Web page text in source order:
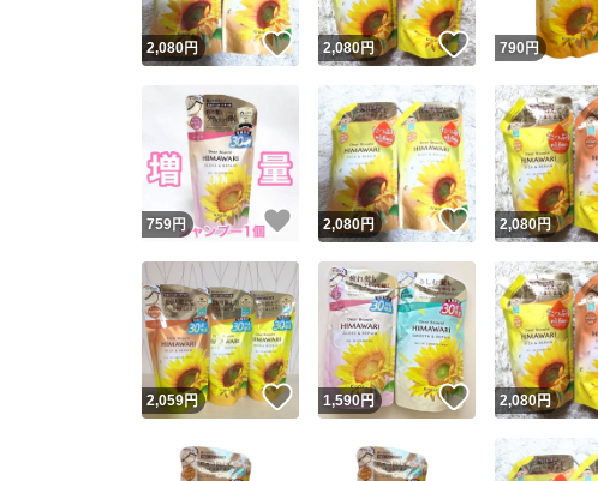
2,080円 いいね！
2,080円 いいね！
790 円
759円 いいね！
2,080円 いいね！
2,080円
2,059円 いいね！
1,590円 いいね！
2,080円